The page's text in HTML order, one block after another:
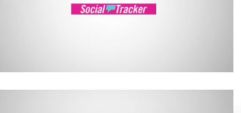
Gamification product